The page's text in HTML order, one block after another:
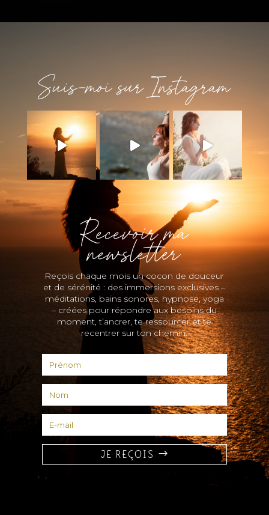
Suis-moi sur Instagram
Recevoir ma
newsletter
Reçois chaque mois un cocon de douceur
et de sérénité : des immersions exclusives –
méditations, bains sonores, hypnose, yoga
– créées pour répondre aux besoins du
moment, t’ancrer, te ressourcer et te
recentrer sur ton chemin.
JE REÇOIS